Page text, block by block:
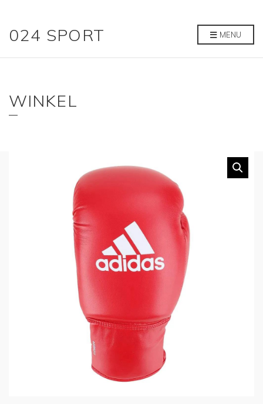
024 SPORT MENU
WINKEL